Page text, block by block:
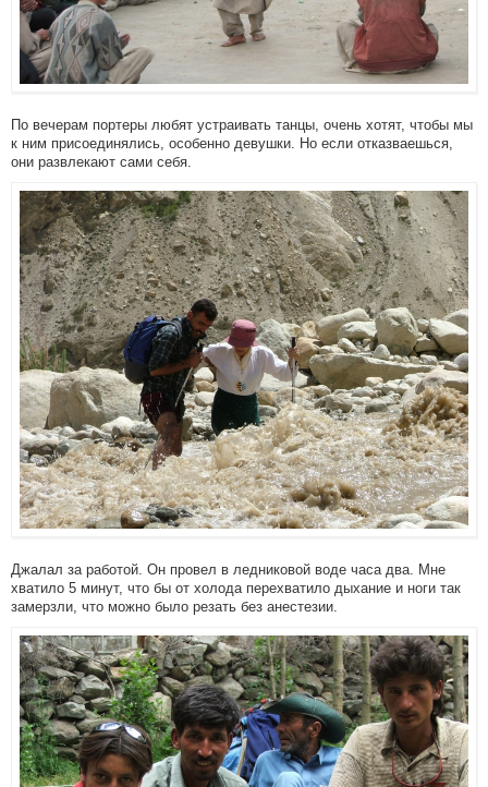
По вечерам портеры любят устраивать танцы, очень хотят, чтобы мы
к ним присоединялись, особенно девушки. Но если отказваешься,
они развлекают сами себя.
Джалал за работой. Он провел в ледниковой воде часа два. Мне
хватило 5 минут, что бы от холода перехватило дыхание и ноги так
замерзли, что можно было резать без анестезии.